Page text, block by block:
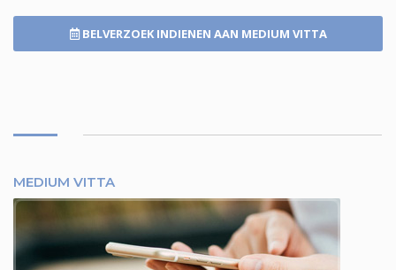
BELVERZOEK INDIENEN AAN MEDIUM VITTA
MEDIUM VITTA